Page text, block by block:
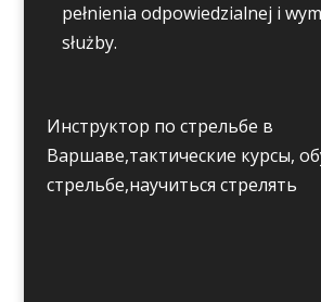
pełnienia odpowiedzialnej i
służby.
Инструктор по стрельбе в
Варшаве,тактические курсы,
стрельбе,научиться стрелять